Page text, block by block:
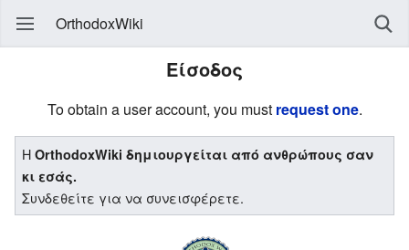
OrthodoxWiki
Είσοδος
To obtain a user account, you must request one.
ΗOrthodoxWiki δημιουργείται από ανθρώπους σαν
κι εσάς.
Συνδεθείτε για να συνεισφέρετε.